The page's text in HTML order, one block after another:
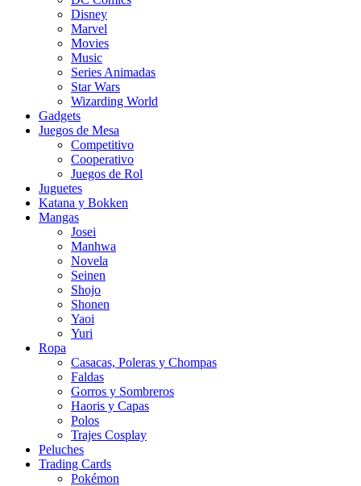
Disney
Marvel
Movies
Music
Series Animadas
Star Wars
Wizarding World
Gadgets
Juegos de Mesa
Competitivo
Cooperativo
Juegos de Rol
Juguetes
Katana y Bokken
Mangas
Josei
Manhwa
Novela
Seinen
Shojo
Shonen
Yaoi
Yuri
Ropa
Casacas, Poleras y Chompas
Faldas
Gorros y Sombreros
Haoris y Capas
Polos
Trajes Cosplay
Peluches
Trading Cards
Pokémon